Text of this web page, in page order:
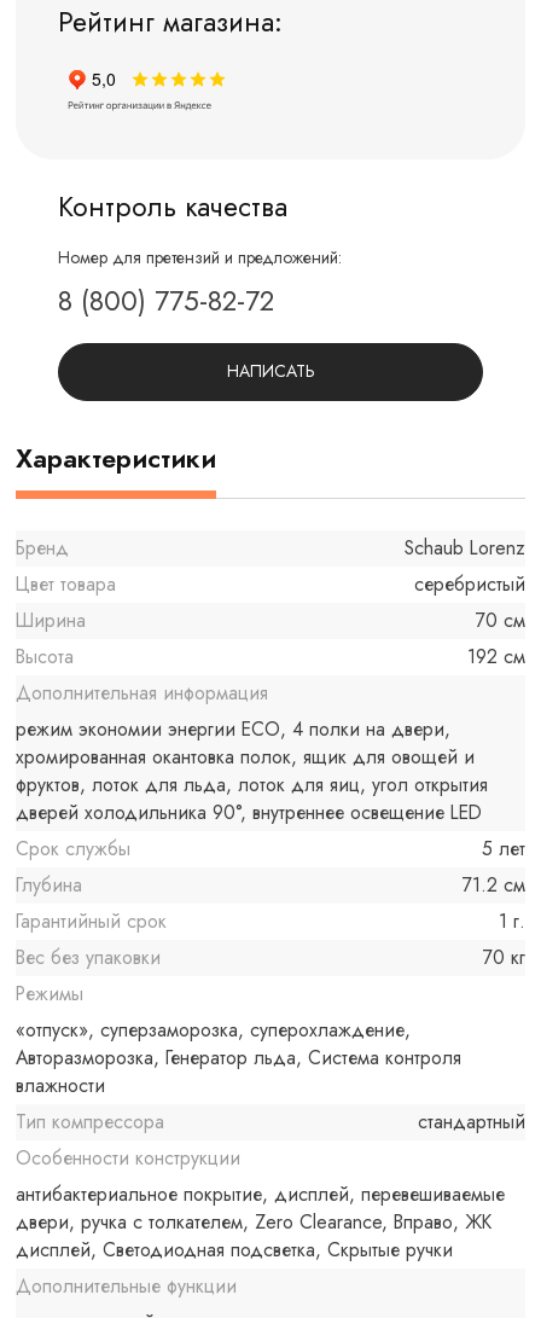
Рейтинг магазина:
Контроль качества
Номер для претензий и предложений:
8 (800) 775-82-72
НАПИСАТЬ
Характеристики
Бренд
Schaub Lorenz
Цвет товара
серебристый
Ширина
70 см
Высота
192 см
Дополнительная информация
режим экономии энергии ECO, 4 полки на двери,
хромированная окантовка полок, ящик для овощей и
фруктов, лоток для льда, лоток для яиц, угол открытия
дверей холодильника 90°, внутреннее освещение LED
Срок службы
5 лет
Глубина
71.2 см
Гарантийный срок
1 г.
Вес без упаковки
70 кг
Режимы
«отпуск», суперзаморозка, суперохлаждение,
Авторазморозка, Генератор льда, Система контроля
влажности
Тип компрессора
стандартный
Особенности конструкции
антибактериальное покрытие, дисплей, перевешиваемые
двери, ручка с толкателем, Zero Clearance, Вправо, ЖК
дисплей, Светодиодная подсветка, Скрытые ручки
Дополнительные функции